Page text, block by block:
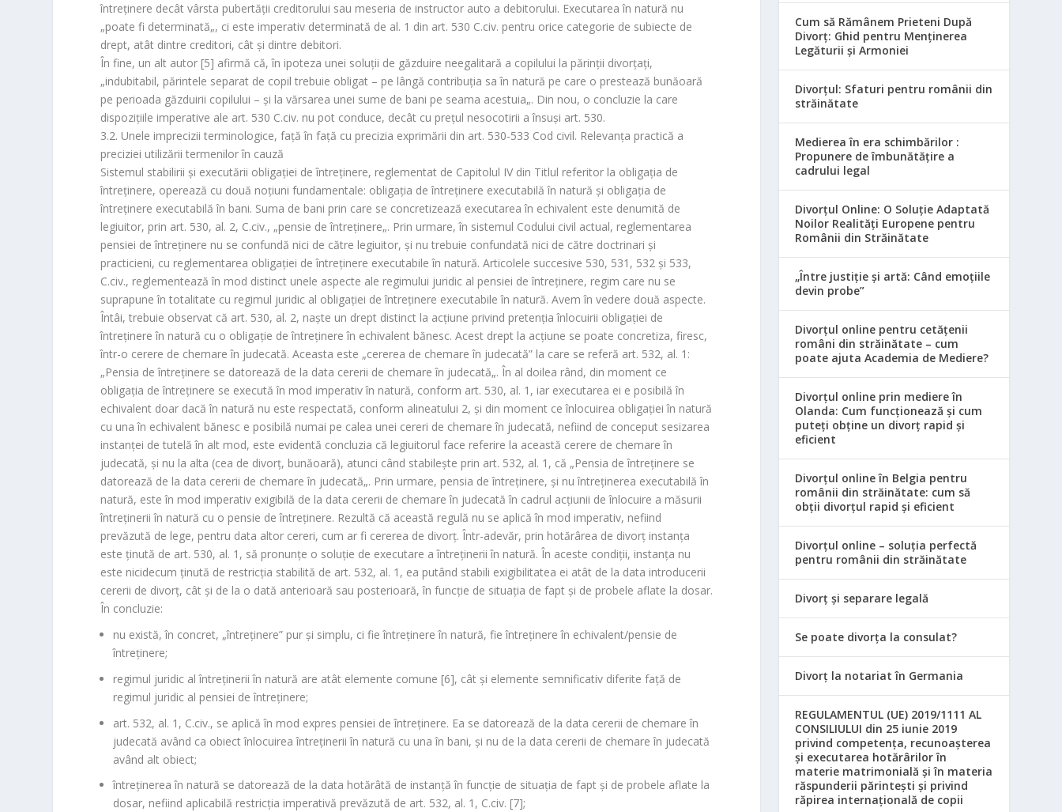
întreţinere decât vârsta pubertăţii creditorului sau meseria de instructor auto a debitorului. Executarea în natură nu
„poate fi determinată„, ci este imperativ determinată de al. 1 din art. 530 C.civ. pentru orice categorie de subiecte de
drept, atât dintre creditori, cât şi dintre debitori.
În fine, un alt autor [5] afirmă că, în ipoteza unei soluţii de găzduire neegalitară a copilului la părinţii divorţaţi,
„indubitabil, părintele separat de copil trebuie obligat – pe lângă contribuţia sa în natură pe care o prestează bunăoară
pe perioada găzduirii copilului – şi la vărsarea unei sume de bani pe seama acestuia„. Din nou, o concluzie la care
dispoziţiile imperative ale art. 530 C.civ. nu pot conduce, decât cu preţul nesocotirii a însuşi art. 530.
3.2. Unele imprecizii terminologice, faţă în faţă cu precizia exprimării din art. 530-533 Cod civil. Relevanţa practică a
preciziei utilizării termenilor în cauză
Sistemul stabilirii şi executării obligaţiei de întreţinere, reglementat de Capitolul IV din Titlul referitor la obligaţia de
întreţinere, operează cu două noţiuni fundamentale: obligaţia de întreţinere executabilă în natură şi obligaţia de
întreţinere executabilă în bani. Suma de bani prin care se concretizează executarea în echivalent este denumită de
legiuitor, prin art. 530, al. 2, C.civ., „pensie de întreţinere„. Prin urmare, în sistemul Codului civil actual, reglementarea
pensiei de întreţinere nu se confundă nici de către legiuitor, şi nu trebuie confundată nici de către doctrinari şi
practicieni, cu reglementarea obligaţiei de întreţinere executabile în natură. Articolele succesive 530, 531, 532 şi 533,
C.civ., reglementează în mod distinct unele aspecte ale regimului juridic al pensiei de întreţinere, regim care nu se
suprapune în totalitate cu regimul juridic al obligaţiei de întreţinere executabile în natură. Avem în vedere două aspecte.
Întâi, trebuie observat că art. 530, al. 2, naşte un drept distinct la acţiune privind pretenţia înlocuirii obligaţiei de
întreţinere în natură cu o obligaţie de întreţinere în echivalent bănesc. Acest drept la acţiune se poate concretiza, firesc,
într-o cerere de chemare în judecată. Aceasta este „cererea de chemare în judecată” la care se referă art. 532, al. 1:
„Pensia de întreţinere se datorează de la data cererii de chemare în judecată„. În al doilea rând, din moment ce
obligaţia de întreţinere se execută în mod imperativ în natură, conform art. 530, al. 1, iar executarea ei e posibilă în
echivalent doar dacă în natură nu este respectată, conform alineatului 2, şi din moment ce înlocuirea obligaţiei în natură
cu una în echivalent bănesc e posibilă numai pe calea unei cereri de chemare în judecată, nefiind de conceput sesizarea
instanţei de tutelă în alt mod, este evidentă concluzia că legiuitorul face referire la această cerere de chemare în
judecată, şi nu la alta (cea de divorţ, bunăoară), atunci când stabileşte prin art. 532, al. 1, că „Pensia de întreţinere se
datorează de la data cererii de chemare în judecată„. Prin urmare, pensia de întreţinere, şi nu întreţinerea executabilă în
natură, este în mod imperativ exigibilă de la data cererii de chemare în judecată în cadrul acţiunii de înlocuire a măsurii
întreţinerii în natură cu o pensie de întreţinere. Rezultă că această regulă nu se aplică în mod imperativ, nefiind
prevăzută de lege, pentru data altor cereri, cum ar fi cererea de divorţ. Într-adevăr, prin hotărârea de divorţ instanţa
este ţinută de art. 530, al. 1, să pronunţe o soluţie de executare a întreţinerii în natură. În aceste condiţii, instanţa nu
este nicidecum ţinută de restricţia stabilită de art. 532, al. 1, ea putând stabili exigibilitatea ei atât de la data introducerii
cererii de divorţ, cât şi de la o dată anterioară sau posterioară, în funcţie de situaţia de fapt şi de probele aflate la dosar.
În concluzie:
nu există, în concret, „întreţinere” pur şi simplu, ci fie întreţinere în natură, fie întreţinere în echivalent/pensie de
întreţinere;
regimul juridic al întreţinerii în natură are atât elemente comune [6], cât şi elemente semnificativ diferite faţă de
regimul juridic al pensiei de întreţinere;
art. 532, al. 1, C.civ., se aplică în mod expres pensiei de întreţinere. Ea se datorează de la data cererii de chemare în
judecată având ca obiect înlocuirea întreţinerii în natură cu una în bani, şi nu de la data cererii de chemare în judecată
având alt obiect;
întreţinerea în natură se datorează de la data hotărâtă de instanţă în funcţie de situaţia de fapt şi de probele aflate la
dosar, nefiind aplicabilă restricţia imperativă prevăzută de art. 532, al. 1, C.civ. [7];
Cum să Rămânem Prieteni După
Divorț: Ghid pentru Menținerea
Legăturii și Armoniei
Divorțul: Sfaturi pentru românii din
străinătate
Medierea în era schimbărilor :
Propunere de îmbunătățire a
cadrului legal
Divorțul Online: O Soluție Adaptată
Noilor Realități Europene pentru
Românii din Străinătate
„Între justiție și artă: Când emoțiile
devin probe”
Divorțul online pentru cetățenii
români din străinătate – cum
poate ajuta Academia de Mediere?
Divorțul online prin mediere în
Olanda: Cum funcționează și cum
puteți obține un divorț rapid și
eficient
Divorțul online în Belgia pentru
românii din străinătate: cum să
obții divorțul rapid și eficient
Divorțul online – soluția perfectă
pentru românii din străinătate
Divorț și separare legală
Se poate divorța la consulat?
Divorț la notariat în Germania
REGULAMENTUL (UE) 2019/1111 AL
CONSILIULUI din 25 iunie 2019
privind competența, recunoașterea
și executarea hotărârilor în
materie matrimonială și în materia
răspunderii părintești și privind
răpirea internațională de copii